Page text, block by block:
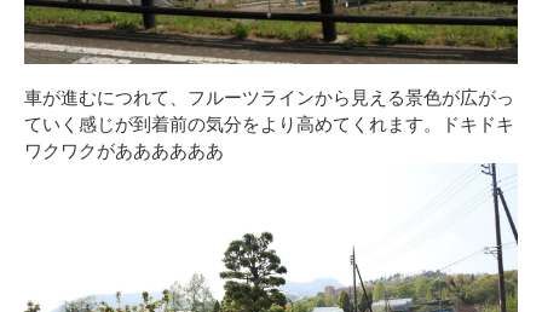
車が進むにつれて、フルーツラインから見える景色が広がっ
ていく感じが到着前の気分をより高めてくれます。ドキドキ
ワクワクがああああああ